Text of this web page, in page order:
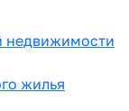
недвижимости
жилья